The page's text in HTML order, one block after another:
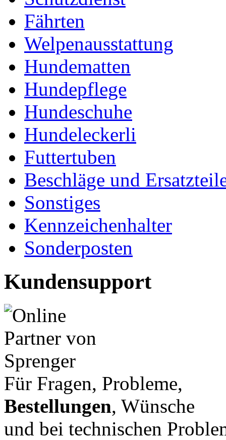
Fährten
Welpenausstattung
Hundematten
Hundepflege
Hundeschuhe
Hundeleckerli
Futtertuben
Beschläge und
Sonstiges
Kennzeichenhalter
Sonderposten
Kundensupport
Für Fragen, Probleme,
Bestellungen, Wünsche
und bei technischen